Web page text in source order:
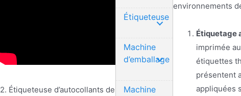
2. Étiqueteuse d’autocollants de
Étiqueteuse
Machine
d’emballage
Machine
environnements
Étiquetage
imprimée
étiquettes
présentent
appliquées